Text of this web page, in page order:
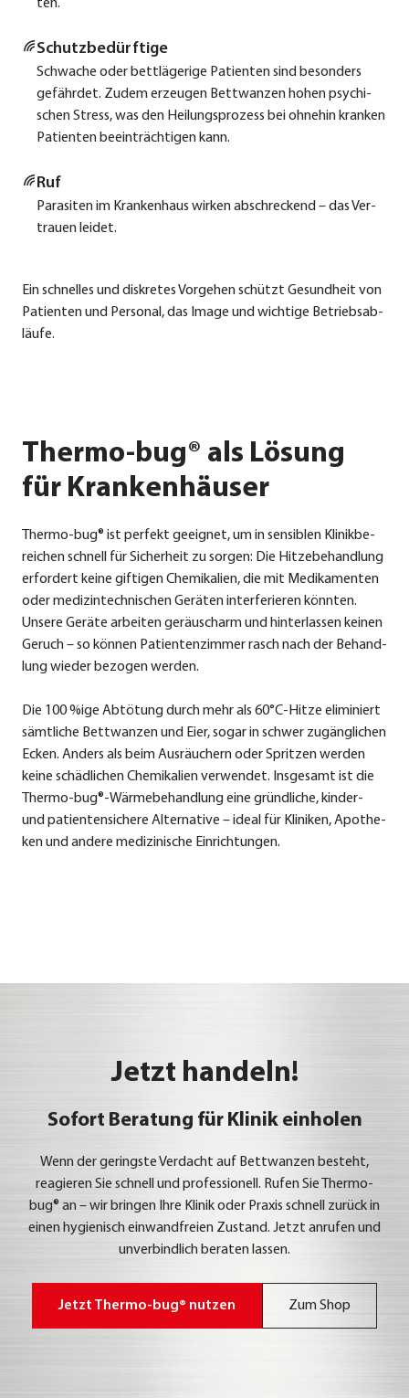
ten.
Schutz­be­dürf­ti­ge
Schwa­che oder bett­lä­ge­ri­ge Pati­en­ten sind beson­ders
gefähr­det. Zudem erzeu­gen Bett­wan­zen hohen psy­chi­
schen Stress, was den Hei­lungs­pro­zess bei ohne­hin kran­ken
Pati­en­ten beein­träch­ti­gen kann.
Ruf
Para­si­ten im Kran­ken­haus wir­ken abschre­ckend – das Ver­
trau­en lei­det.
Ein schnel­les und dis­kre­tes Vor­ge­hen schützt Gesund­heit von
Pati­en­ten und Per­so­nal, das Image und wich­ti­ge Betriebs­ab­
läu­fe.
Thermo-bug® als Lösung
für Krankenhäuser
Ther­mo-bug® ist per­fekt geeig­net, um in sen­si­blen Kli­nik­be­
rei­chen schnell für Sicher­heit zu sor­gen: Die Hit­ze­be­hand­lung
erfor­dert kei­ne gif­ti­gen Che­mi­ka­li­en, die mit Medi­ka­men­ten
oder medi­zin­tech­ni­schen Gerä­ten inter­fe­rie­ren könn­ten.
Unse­re Gerä­te arbei­ten geräusch­arm und hin­ter­las­sen kei­nen
Geruch – so kön­nen Pati­en­ten­zim­mer rasch nach der Behand­
lung wie­der bezo­gen wer­den.
Die 100 %ige Abtö­tung durch mehr als 60°C‑Hitze eli­mi­niert
sämt­li­che Bett­wan­zen und Eier, sogar in schwer zugäng­li­chen
Ecken. Anders als beim Aus­räu­chern oder Sprit­zen wer­den
kei­ne schäd­li­chen Che­mi­ka­li­en ver­wen­det. Ins­ge­samt ist die
Thermo-bug®-Wärmebehandlung eine gründ­li­che, kin­der-
und pati­en­ten­si­che­re Alter­na­ti­ve – ide­al für Kli­ni­ken, Apo­the­
ken und ande­re medi­zi­ni­sche Ein­rich­tun­gen.
Jetzt handeln!
Sofort Beratung für Klinik einholen
Wenn der gerings­te Ver­dacht auf Bett­wan­zen besteht,
reagie­ren Sie schnell und pro­fes­sio­nell. Rufen Sie Ther­mo-
bug® an – wir brin­gen Ihre Kli­nik oder Pra­xis schnell zurück in
einen hygie­nisch ein­wand­frei­en Zustand. Jetzt anru­fen und
unver­bind­lich bera­ten las­sen.
Jetzt Ther­mo-bug® nut­zen Zum Shop